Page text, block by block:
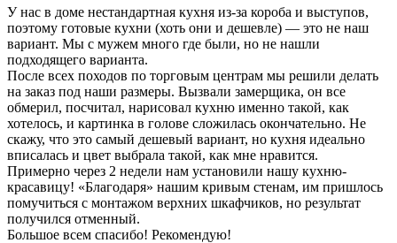
У нас в доме нестандартная кухня из-за короба и выступов,
поэтому готовые кухни (хоть они и дешевле) — это не наш
вариант. Мы с мужем много где были, но не нашли
подходящего варианта.
После всех походов по торговым центрам мы решили делать
на заказ под наши размеры. Вызвали замерщика, он все
обмерил, посчитал, нарисовал кухню именно такой, как
хотелось, и картинка в голове сложилась окончательно. Не
скажу, что это самый дешевый вариант, но кухня идеально
вписалась и цвет выбрала такой, как мне нравится.
Примерно через 2 недели нам установили нашу кухню-
красавицу! «Благодаря» нашим кривым стенам, им пришлось
помучиться с монтажом верхних шкафчиков, но результат
получился отменный.
Большое всем спасибо! Рекомендую!